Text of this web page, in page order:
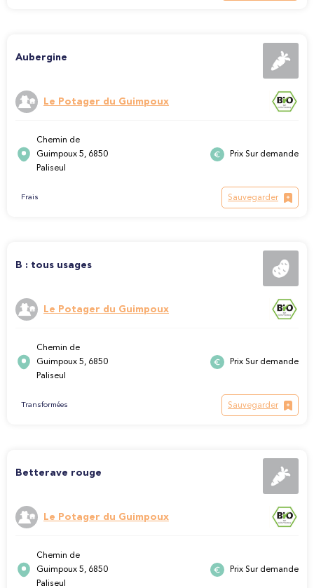
Aubergine
Le Potager du Guimpoux
Chemin de
Guimpoux 5, 6850
Paliseul
Prix Sur demande
Frais Sauvegarder
B : tous usages
Le Potager du Guimpoux
Chemin de
Guimpoux 5, 6850
Paliseul
Prix Sur demande
Transformées Sauvegarder
Betterave rouge
Le Potager du Guimpoux
Chemin de
Guimpoux 5, 6850
Paliseul
Prix Sur demande